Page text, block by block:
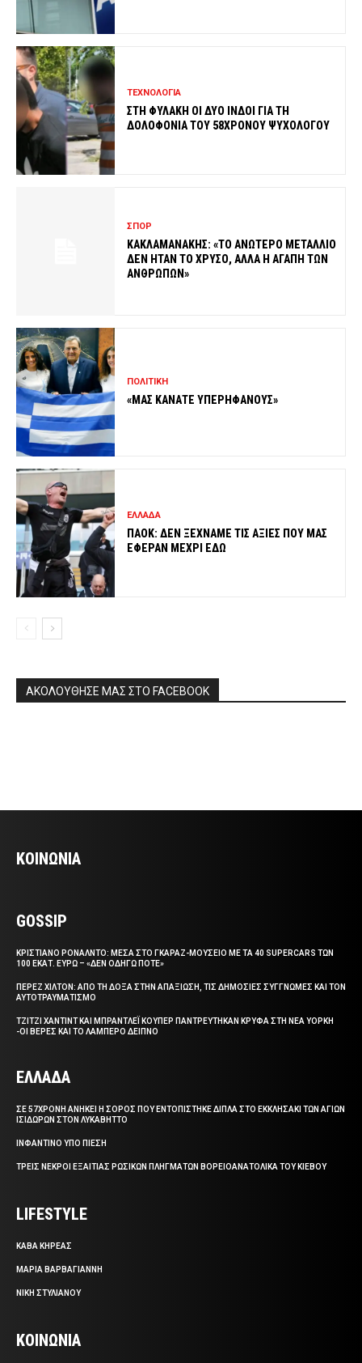
ΤΕΧΝΟΛΟΓΙΑ
ΣΤΗ ΦΥΛΑΚΗ ΟΙ ΔΥΟ ΙΝΔΟΙ ΓΙΑ ΤΗ
ΔΟΛΟΦΟΝΙΑ ΤΟΥ 58ΧΡΟΝΟΥ ΨΥΧΟΛΟΓΟΥ
ΣΠΟΡ
ΚΑΚΛΑΜΑΝΑΚΗΣ: «ΤΟ ΑΝΩΤΕΡΟ ΜΕΤΑΛΛΙΟ
ΔΕΝ ΗΤΑΝ ΤΟ ΧΡΥΣΟ, ΑΛΛΑ Η ΑΓΑΠΗ ΤΩΝ
ΑΝΘΡΩΠΩΝ»
ΠΟΛΙΤΙΚΗ
«ΜΑΣ ΚΑΝΑΤΕ ΥΠΕΡΗΦΑΝΟΥΣ»
ΕΛΛΑΔΑ
ΠΑΟΚ: ΔΕΝ ΞΕΧΝΑΜΕ ΤΙΣ ΑΞΙΕΣ ΠΟΥ ΜΑΣ
ΕΦΕΡΑΝ ΜΕΧΡΙ ΕΔΩ
ΑΚΟΛΟΥΘΗΣΕ ΜΑΣ ΣΤΟ FACEBOOK
ΚΟΙΝΩΝΙΑ
GOSSIP
ΚΡΙΣΤΙΑΝΟ ΡΟΝΑΛΝΤΟ: ΜΕΣΑ ΣΤΟ ΓΚΑΡΑΖ-ΜΟΥΣΕΙΟ ΜΕ ΤΑ 40 SUPERCARS ΤΩΝ
100 ΕΚΑΤ. ΕΥΡΩ – «ΔΕΝ ΟΔΗΓΩ ΠΟΤΕ»
ΠΕΡΕΖ ΧΙΛΤΟΝ: ΑΠΟ ΤΗ ΔΟΞΑ ΣΤΗΝ ΑΠΑΞΙΩΣΗ, ΤΙΣ ΔΗΜΟΣΙΕΣ ΣΥΓΓΝΩΜΕΣ ΚΑΙ ΤΟΝ
ΑΥΤΟΤΡΑΥΜΑΤΙΣΜΟ
ΤΖΙΤΖΙ ΧΑΝΤΙΝΤ ΚΑΙ ΜΠΡΑΝΤΛΕΪ ΚΟΥΠΕΡ ΠΑΝΤΡΕΥΤΗΚΑΝ ΚΡΥΦΑ ΣΤΗ ΝΕΑ ΥΟΡΚΗ
-ΟΙ ΒΕΡΕΣ ΚΑΙ ΤΟ ΛΑΜΠΕΡΟ ΔΕΙΠΝΟ
ΕΛΛΑΔΑ
ΣΕ 57ΧΡΟΝΗ ΑΝΗΚΕΙ Η ΣΟΡΟΣ ΠΟΥ ΕΝΤΟΠΙΣΤΗΚΕ ΔΙΠΛΑ ΣΤΟ ΕΚΚΛΗΣΑΚΙ ΤΩΝ ΑΓΙΩΝ
ΙΣΙΔΩΡΩΝ ΣΤΟΝ ΛΥΚΑΒΗΤΤΟ
ΙΝΦΑΝΤΙΝΟ ΥΠΟ ΠΙΕΣΗ
ΤΡΕΙΣ ΝΕΚΡΟΙ ΕΞΑΙΤΙΑΣ ΡΩΣΙΚΩΝ ΠΛΗΓΜΑΤΩΝ ΒΟΡΕΙΟΑΝΑΤΟΛΙΚΑ ΤΟΥ ΚΙΕΒΟΥ
LIFESTYLE
ΚΑΒΑ ΚΗΡΕΑΣ
ΜΑΡΙΑ ΒΑΡΒΑΓΙΑΝΝΗ
ΝΙΚΗ ΣΤΥΛΙΑΝΟΥ
ΚΟΙΝΩΝΙΑ